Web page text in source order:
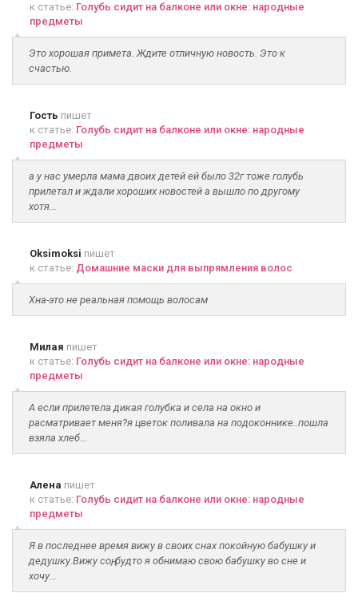
к статье: Голубь сидит на балконе или окне: народные
предметы
Это хорошая примета. Ждите отличную новость. Это к
счастью.
Гость пишет
к статье: Голубь сидит на балконе или окне: народные
предметы
а у нас умерла мама двоих детей ей было 32г тоже голубь
прилетал и ждали хороших новостей а вышло по другому
хотя...
Oksimoksi пишет
к статье: Домашние маски для выпрямления волос
Хна-это не реальная помощь волосам
Милая пишет
к статье: Голубь сидит на балконе или окне: народные
предметы
А если прилетела дикая голубка и села на окно и
расматривает меня?я цветок поливала на подоконнике..пошла
взяла хлеб...
Алена пишет
к статье: Голубь сидит на балконе или окне: народные
предметы
Я в последнее время вижу в своих снах покойную бабушку и
дедушку.Вижу соң, будто я обнимаю свою бабушку во сне и
хочу...